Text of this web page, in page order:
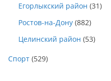
Егорлыкский район (31)
Ростов-на-Дону (882)
Целинский район (53)
Спорт (529)